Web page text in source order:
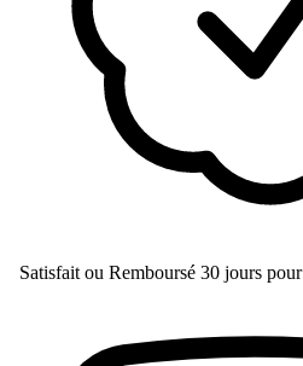
Satisfait ou Remboursé 30 jours